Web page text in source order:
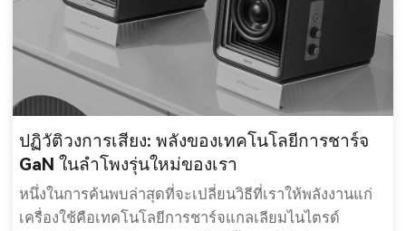
ปฏิวัติวงการเสียง: พลังของเทคโนโลยีการชาร์จ
GaN ในลำโพงรุ่นใหม่ของเรา
หนึ่งในการค้นพบล่าสุดที่จะเปลี่ยนวิธีที่เราให้พลังงานแก่
เครื่องใช้คือเทคโนโลยีการชาร์จแกลเลียมไนไตรด์